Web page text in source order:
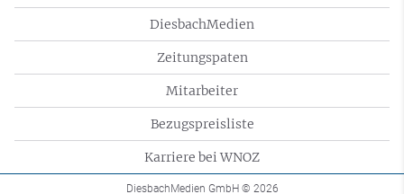
DiesbachMedien
Zeitungspaten
Mitarbeiter
Bezugspreisliste
Karriere bei WNOZ
DiesbachMedien GmbH © 2026